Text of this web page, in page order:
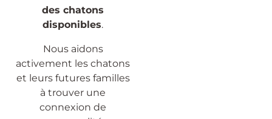
des chatons
disponibles.
Nous aidons
activement les chatons
et leurs futures familles
à trouver une
connexion de